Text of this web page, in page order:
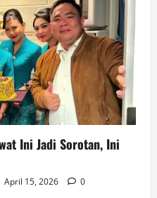
Ini Jadi Sorotan, Ini
April 15, 2026 0